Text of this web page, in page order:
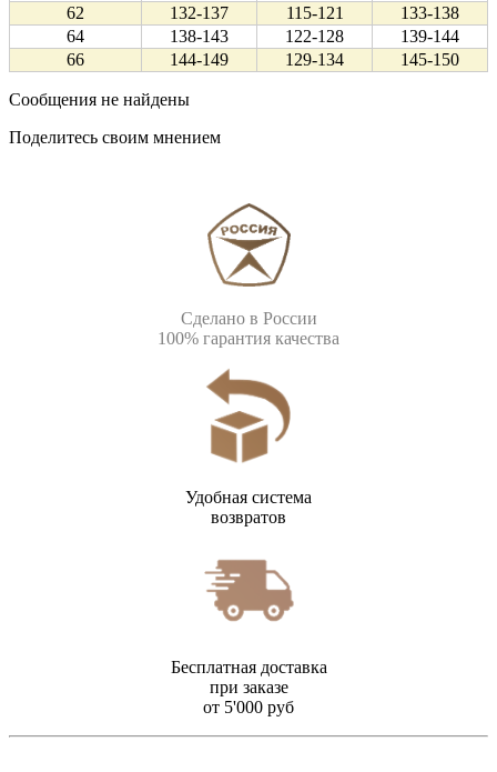
62
132-137 115-121
133-138
64
138-143 122-128
139-144
66
144-149 129-134 145-150
Сообщения не найдены
Поделитесь своим мнением
Сделано в России
100% гарантия качества
Удобная система
возвратов
Бесплатная доставка
при заказе
от 5'000 руб